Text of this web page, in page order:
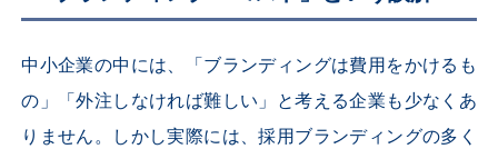
中小企業の中には、「ブランディングは費用をかけるも
の」「外注しなければ難しい」と考える企業も少なくあ
りません。しかし実際には、採用ブランディングの多く